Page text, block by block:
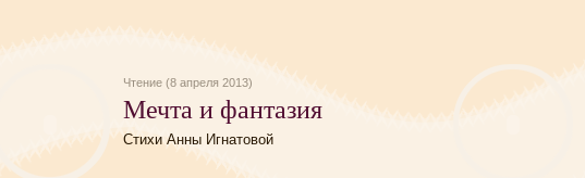
Чтение (8 апреля 2013)
Мечта и фантазия
Стихи Анны Игнатовой